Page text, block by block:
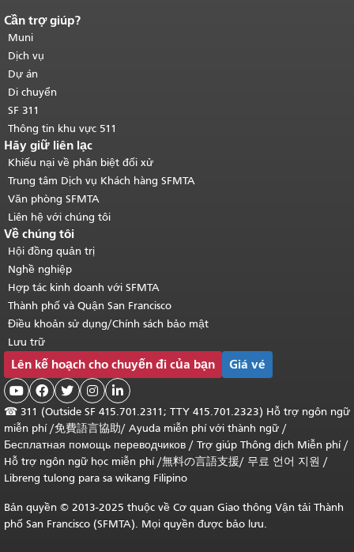
Kết thúc nội dung trang.
của trang này được lặp lại trên mọi
trang.Quay lại đầu trang nội dung
chính.
Cần trợ giúp?
Muni
Dịch vụ
Dự án
Di chuyển
SF 311
Thông tin khu vực 511
Hãy giữ liên lạc
Khiếu nại về phân biệt đối xử
Trung tâm Dịch vụ Khách hàng SFMTA
Văn phòng SFMTA
Liên hệ với chúng tôi
Về chúng tôi
Hội đồng quản trị
Nghề nghiệp
Hợp tác kinh doanh với SFMTA
Thành phố và Quận San Francisco
Điều khoản sử dụng/Chính sách bảo mật
Lưu trữ
Lên kế hoạch cho chuyến đi của bạn Giá vé
    
☎ 311 (Outside SF 415.701.2311; TTY 415.701.2323) Hỗ trợ ngôn ngữ
miễn phí /免費語言協助/ Ayuda miễn phí với thành ngữ /
Бесплатная помощь переводчиков / Trợ giúp Thông dịch Miễn phí/
Hỗ trợ ngôn ngữ học miễn phí/無料の言語支援/ 무료 언어 지원 /
Libreng tulong para sa wikang Filipino
Bản quyền © 2013-2025 thuộc về Cơ quan Giao thông Vận tải Thành
phố San Francisco (SFMTA). Mọi quyền được bảo lưu.